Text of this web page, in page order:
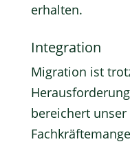
erhalten.
Integration
Migration ist
bereichert unser